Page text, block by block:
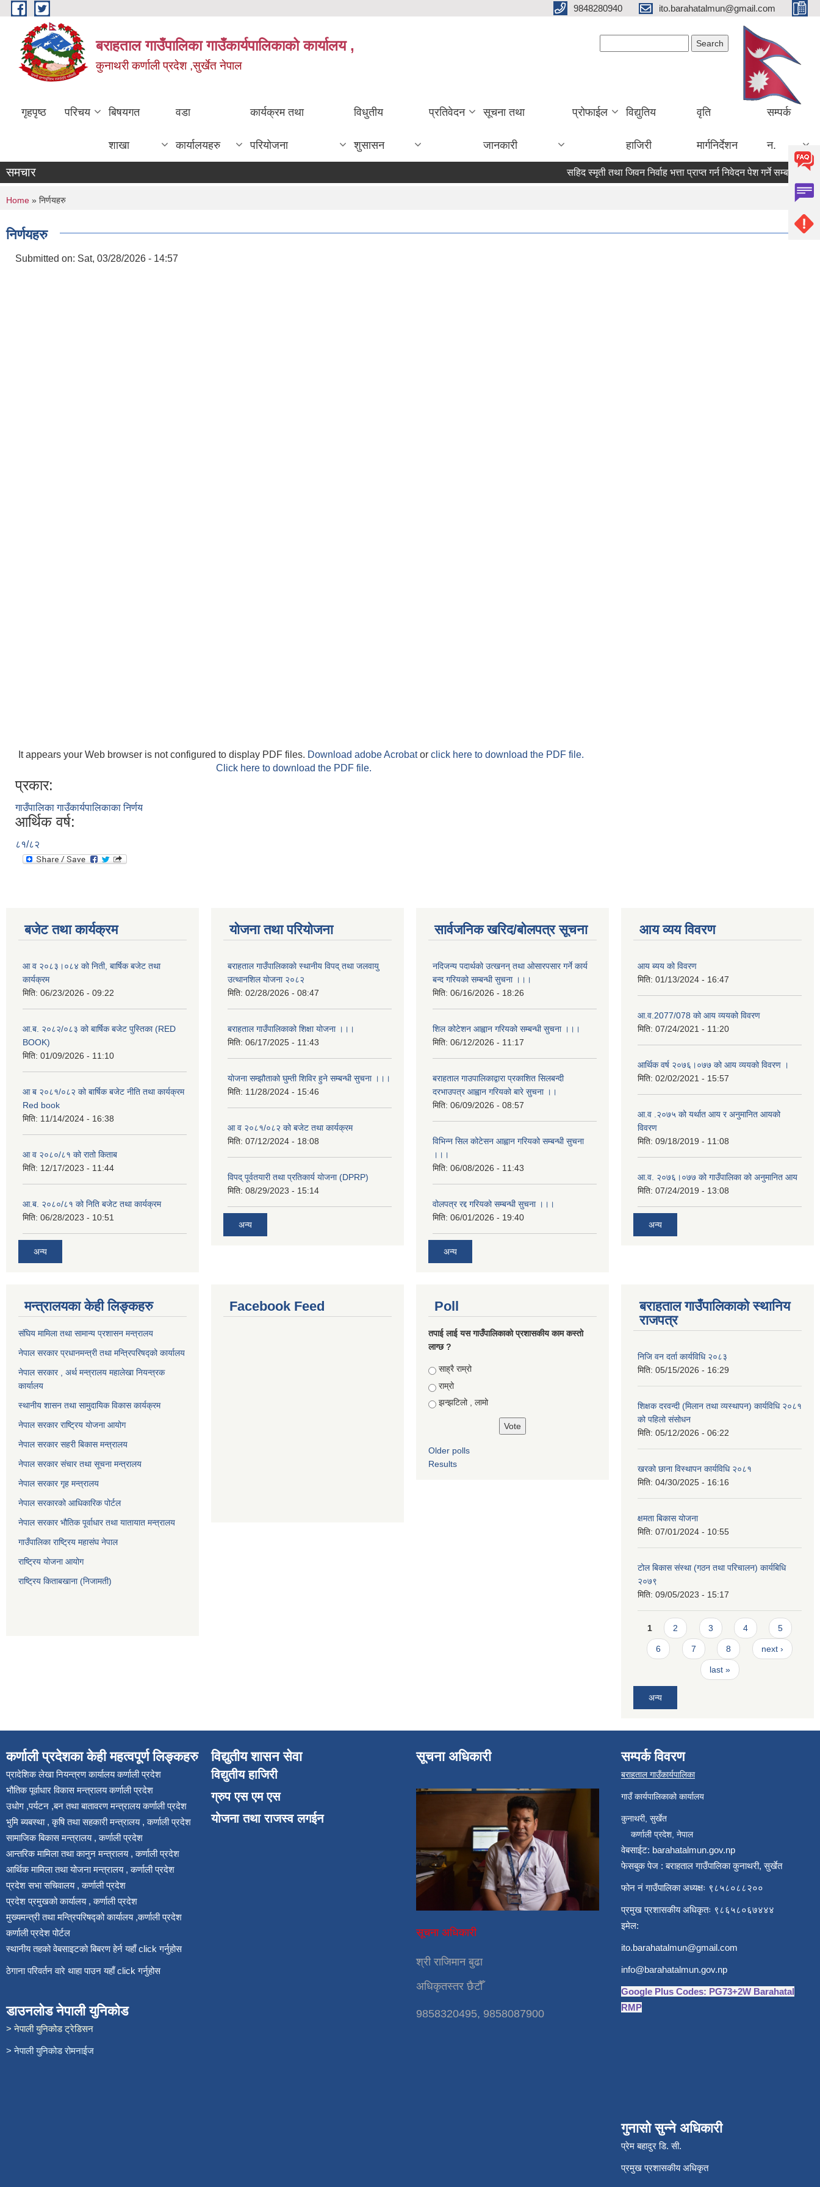
Skip to main content 9848280940 ito.barahatalmun@gmail.com
बराहताल गाउँपालिका गाउँकार्यपालिकाको कार्यालय ,
कुनाथरी कर्णाली प्रदेश ,सुर्खेत नेपाल
गृहपृष्ठ परिचय बिषयगत
शाखा
वडा
कार्यालयहरु
कार्यक्रम तथा
परियोजना
विधुतीय
शुसासन
प्रतिवेदन सूचना तथा
जानकारी
प्रोफाईल विद्युतिय
हाजिरी
वृति
मार्गनिर्देशन
सम्पर्क
न.
समचार सहिद स्मृती तथा जिवन निर्वाह भत्ता प्राप्त गर्न निवेदन पेश गर्ने सम्बन्धी सूचना
You are here
Home » निर्णयहरु
निर्णयहरु
Submitted on: Sat, 03/28/2026 - 14:57
It appears your Web browser is not configured to display PDF files. Download adobe Acrobator click here to download the PDF file.
Click here to download the PDF file.
प्रकार:
गाउँपालिका गाउँकार्यपालिकाका निर्णय
आर्थिक वर्ष:
८१/८२
बजेट तथा कार्यक्रम
आ व २०८३।०८४ को निती, बार्षिक बजेट तथा
कार्यक्रम
मिति: 06/23/2026 - 09:22
आ.ब. २०८२/०८३ को बार्षिक बजेट पुस्तिका (RED
BOOK)
मिति: 01/09/2026 - 11:10
आ ब २०८१/०८२ को बार्षिक बजेट नीति तथा कार्यक्रम
Red book
मिति: 11/14/2024 - 16:38
आ व २०८०/८१ को रातो किताब
मिति: 12/17/2023 - 11:44
आ.ब. २०८०/८१ को निति बजेट तथा कार्यक्रम
मिति: 06/28/2023 - 10:51
अन्य
योजना तथा परियोजना
बराहताल गाउँपालिकाकाे स्थानीय विपद् तथा जलवायु
उत्थानशिल याेजना २०८२
मिति: 02/28/2026 - 08:47
बराहताल गाउँपालिकाको शिक्षा योजना ।।।
मिति: 06/17/2025 - 11:43
योजना सम्झौताको घुम्ती शिविर हुने सम्बन्धी सुचना ।।।
मिति: 11/28/2024 - 15:46
आ व २०८१/०८२ को बजेट तथा कार्यक्रम
मिति: 07/12/2024 - 18:08
विपद् पूर्वतयारी तथा प्रतिकार्य योजना (DPRP)
मिति: 08/29/2023 - 15:14
अन्य
सार्वजनिक खरिद/बोलपत्र सूचना
नदिजन्य पदार्थको उत्खनन् तथा ओसारपसार गर्ने कार्य
बन्द गरियको सम्बन्धी सुचना ।।।
मिति: 06/16/2026 - 18:26
शिल कोटेशन आह्वान गरियको सम्बन्धी सुचना ।।।
मिति: 06/12/2026 - 11:17
बराहताल गाउपालिकाद्वारा प्रकाशित सिलबन्दी
दरभाउपत्र आह्वान गरियको बारे सुचना ।।
मिति: 06/09/2026 - 08:57
विभिन्न सिल कोटेसन आह्वान गरियको सम्बन्धी सुचना
।।।
मिति: 06/08/2026 - 11:43
वोलपत्र रद्द गरियको सम्बन्धी सुचना ।।।
मिति: 06/01/2026 - 19:40
अन्य
आय व्यय विवरण
आय ब्यय को विवरण
मिति: 01/13/2024 - 16:47
आ.व.2077/078 को आय व्ययको विवरण
मिति: 07/24/2021 - 11:20
आर्थिक वर्ष २०७६।०७७ को आय व्ययको विवरण ।
मिति: 02/02/2021 - 15:57
आ.व .२०७५ को यर्थात आय र अनुमानित आयको
विवरण
मिति: 09/18/2019 - 11:08
आ.व. २०७६।०७७ को गाउँपालिका को अनुमानित आय
मिति: 07/24/2019 - 13:08
अन्य
मन्त्रालयका केही लिङ्कहरु
संघिय मामिला तथा सामान्य प्रशासन मन्त्रालय
नेपाल सरकार प्रधानमन्त्री तथा मन्त्रिपरिषद्को कार्यालय
नेपाल सरकार , अर्थ मन्त्रालय महालेखा नियन्त्रक
कार्यालय
स्थानीय शासन तथा सामुदायिक विकास कार्यक्रम
नेपाल सरकार राष्ट्रिय योजना आयोग
नेपाल सरकार सहरी बिकास मन्त्रालय
नेपाल सरकार संचार तथा सूचना मन्त्रालय
नेपाल सरकार गृह मन्त्रालय
नेपाल सरकारको आधिकारिक पोर्टल
नेपाल सरकार भौतिक पूर्वाधार तथा यातायात मन्त्रालय
गाउँपालिका राष्ट्रिय महासंघ नेपाल
राष्ट्रिय योजना आयोग
राष्ट्रिय किताबखाना (निजामती)
Facebook Feed Poll
तपाई लाई यस गाउँपालिकाको प्रशासकीय काम कस्तो
लाग्छ ?
Choices
साह्रै राम्रो
राम्रो
झन्झटिलो , लामो
Older polls
Results
बराहताल गाउँपालिकाको स्थानिय
राजपत्र
निजि वन दर्ता कार्यविधि २०८३
मिति: 05/15/2026 - 16:29
शिक्षक दरवन्दी (मिलान तथा व्यस्थापन) कार्यविधि २०८१
को पहिलो संसोधन
मिति: 05/12/2026 - 06:22
खरको छाना विस्थापन कार्यविधि २०८१
मिति: 04/30/2025 - 16:16
क्षमता बिकास योजना
मिति: 07/01/2024 - 10:55
टोल बिकास संस्था (गठन तथा परिचालन) कार्यबिधि
२०७९
मिति: 09/05/2023 - 15:17
Pages
1 2 3 4 5
6 7 8 next ›
last »
अन्य
कर्णाली प्रदेशका केही महत्वपूर्ण लिङ्कहरु
प्रादेशिक लेखा नियन्त्रण कार्यालय कर्णाली प्रदेश
भौतिक पूर्वाधार विकास मन्त्रालय कर्णाली प्रदेश
उधोग ,पर्यटन ,बन तथा बातावरण मन्त्रालय कर्णाली प्रदेश
भुमि ब्यबस्था , कृषि तथा सहकारी मन्त्रालय , कर्णाली प्रदेश
सामाजिक बिकास मन्त्रालय , कर्णाली प्रदेश
आन्तरिक मामिला तथा कानुन मन्त्रालय , कर्णाली प्रदेश
आर्थिक मामिला तथा योजना मन्त्रालय , कर्णाली प्रदेश
प्रदेश सभा सचिवालय , कर्णाली प्रदेश
प्रदेश प्रमुखको कार्यालय , कर्णाली प्रदेश
मुख्यमन्त्री तथा मन्त्रिपरिषद्को कार्यालय ,कर्णाली प्रदेश
कर्णाली प्रदेश पोर्टल
स्थानीय तहको वेबसाइटको बिबरण हेर्न यहाँ click गर्नुहोस
ठेगाना परिवर्तन वारे थाहा पाउन यहाँ click गर्नुहोस
डाउनलोड नेपाली युनिकोड
> नेपाली युनिकोड ट्रेडिसन
> नेपाली युनिकोड रोमनाईज
विद्युतीय शासन सेवा
विद्युतीय हाजिरी
ग्रुप एस एम एस
योजना तथा राजस्व लगईन
सूचना अधिकारी
सूचना अधिकारी
श्री राजिमान बुढा
अधिकृतस्तर छैटौँ
9858320495, 9858087900
सम्पर्क विवरण
बराहताल गाउँकार्यपालिका
गाउँ कार्यपालिकाको कार्यालय
कुनाथरी, सुर्खेत
कर्णाली प्रदेश, नेपाल
वेबसाईट: barahatalmun.gov.np
फेसबुक पेज : बराहताल गाउँपालिका कुनाथरी, सुर्खेत
फोन नं गाउँपालिका अध्यक्षः ९८५८०८८२००
प्रमुख प्रशासकीय अधिकृतः ९८६५८०६७४४४
इमेल:
ito.barahatalmun@gmail.com
info@barahatalmun.gov.np
Google Plus Codes: PG73+2W Barahatal
RMP
गुनासो सुन्ने अधिकारी
प्रेम बहादुर डि. सी.
प्रमुख प्रशासकीय अधिकृत